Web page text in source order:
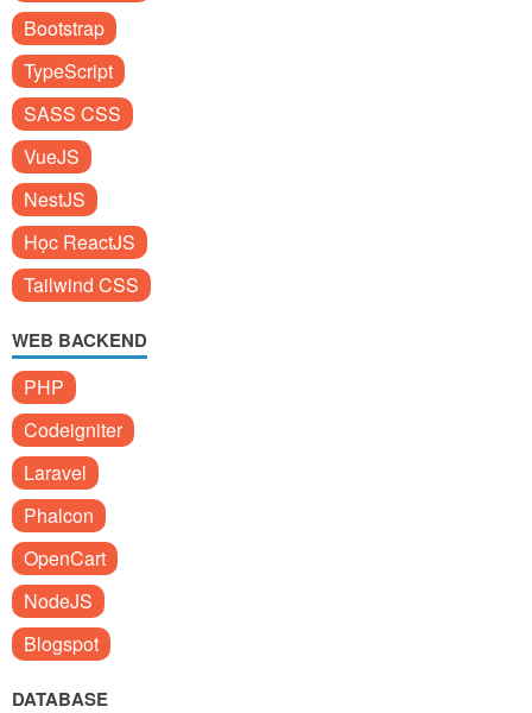
Bootstrap
TypeScript
SASS CSS
VueJS
NestJS
Học ReactJS
Tailwind CSS
WEB BACKEND
PHP
Codeigniter
Laravel
Phalcon
OpenCart
NodeJS
Blogspot
DATABASE